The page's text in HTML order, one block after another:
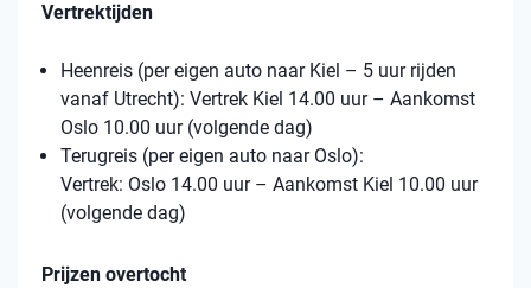
Vertrektijden
Heenreis (per eigen auto naar Kiel – 5 uur rijden
vanaf Utrecht): Vertrek Kiel 14.00 uur – Aankomst
Oslo 10.00 uur (volgende dag)
Terugreis (per eigen auto naar Oslo):
Vertrek: Oslo 14.00 uur – Aankomst Kiel 10.00 uur
(volgende dag)
Prijzen overtocht